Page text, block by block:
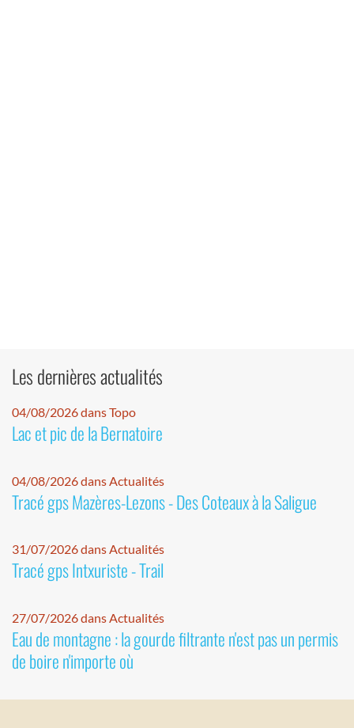
Les dernières actualités
04/08/2026 dans Topo
Lac et pic de la Bernatoire
04/08/2026 dans Actualités
Tracé gps Mazères-Lezons - Des Coteaux à la Saligue
31/07/2026 dans Actualités
Tracé gps Intxuriste - Trail
27/07/2026 dans Actualités
Eau de montagne : la gourde filtrante n'est pas un permis
de boire n'importe où